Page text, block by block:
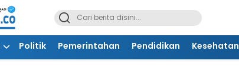
Politik Pemerintahan Pendidikan Kesehatan